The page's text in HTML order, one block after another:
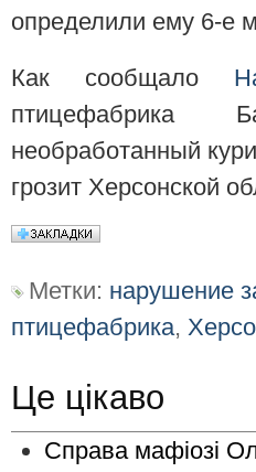
определили ему 6-е
Как сообщало
птицефабрика
необработанный
грозит Херсонской
Метки: нарушение
птицефабрика,
Це цікаво
Справа мафіозі